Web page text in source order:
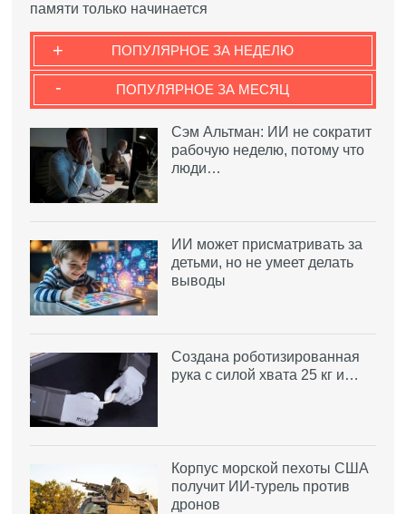
памяти только начинается
ПОПУЛЯРНОЕ ЗА НЕДЕЛЮ
+
ПОПУЛЯРНОЕ ЗА МЕСЯЦ
-
Сэм Альтман: ИИ не сократит
рабочую неделю, потому что
люди…
ИИ может присматривать за
детьми, но не умеет делать
выводы
Создана роботизированная
рука с силой хвата 25 кг и…
Корпус морской пехоты США
получит ИИ-турель против
дронов